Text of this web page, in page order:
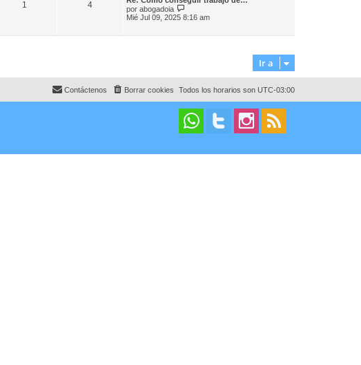
t
i
m
m
j
e
1 4
por abogadoia
e
e
s
a
j
e
Mié Jul 09, 2025 8:16 am
Ir a
Todos los horarios son UTC-03:00
Borrar cookies
Contáctenos